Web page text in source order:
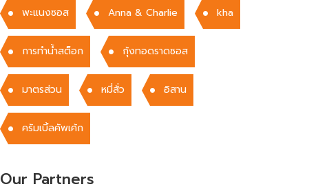
พะแนงซอส Anna & Charlie kha
การทำน้ำสต็อก กุ้งทอดราดซอส
มาตรส่วน หมี่สั่ว อิสาน
ครัมเบิ้ลคัพเค้ก
Our Partners